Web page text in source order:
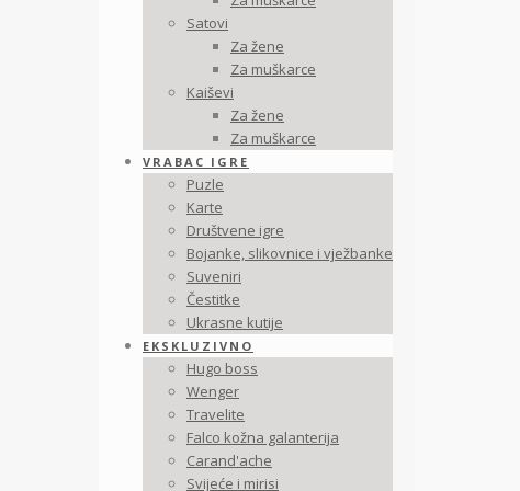
Satovi
Za žene
Za muškarce
Kaiševi
Za žene
Za muškarce
VRABAC IGRE
Puzle
Karte
Društvene igre
Bojanke, slikovnice i vježbanke
Suveniri
Čestitke
Ukrasne kutije
EKSKLUZIVNO
Hugo boss
Wenger
Travelite
Falco kožna galanterija
Carand'ache
Svijeće i mirisi